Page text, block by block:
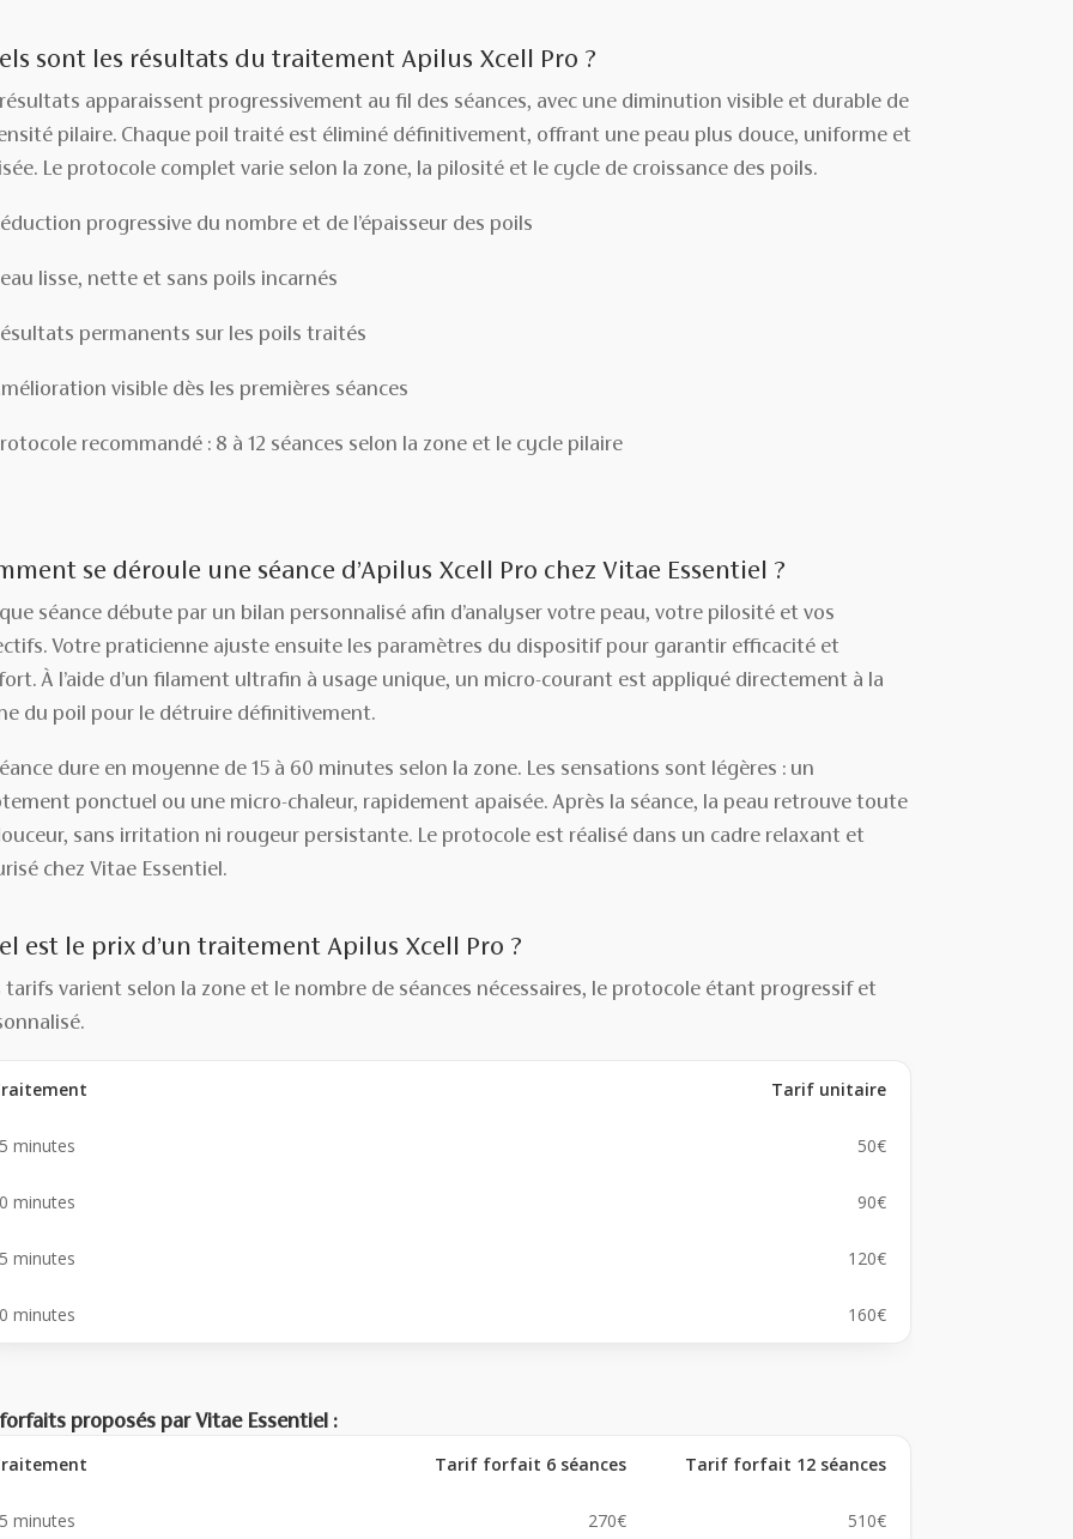
sont les résultats du traitement Apilus Xcell Pro ?
résultats apparaissent progressivement au fil des séances, avec une diminution visible et durable de
pilaire. Chaque poil traité est éliminé définitivement, offrant une peau plus douce, uniforme et
Le protocole complet varie selon la zone, la pilosité et le cycle de croissance des poils.
progressive du nombre et de l’épaisseur des poils
lisse, nette et sans poils incarnés
permanents sur les poils traités
visible dès les premières séances
recommandé : 8 à 12 séances selon la zone et le cycle pilaire
se déroule une séance d’Apilus Xcell Pro chez Vitae Essentiel ?
séance débute par un bilan personnalisé afin d’analyser votre peau, votre pilosité et vos
Votre praticienne ajuste ensuite les paramètres du dispositif pour garantir efficacité et
À l’aide d’un filament ultrafin à usage unique, un micro-courant est appliqué directement à la
du poil pour le détruire définitivement.
dure en moyenne de 15 à 60 minutes selon la zone. Les sensations sont légères : un
ponctuel ou une micro-chaleur, rapidement apaisée. Après la séance, la peau retrouve toute
sans irritation ni rougeur persistante. Le protocole est réalisé dans un cadre relaxant et
chez Vitae Essentiel.
est le prix d’un traitement Apilus Xcell Pro ?
tarifs varient selon la zone et le nombre de séances nécessaires, le protocole étant progressif et
Tarif unitaire
minutes 50€
minutes 90€
minutes 120€
minutes 160€
proposés par Vitae Essentiel :
Tarif forfait 6 séances Tarif forfait 12 séances
minutes 270€ 510€